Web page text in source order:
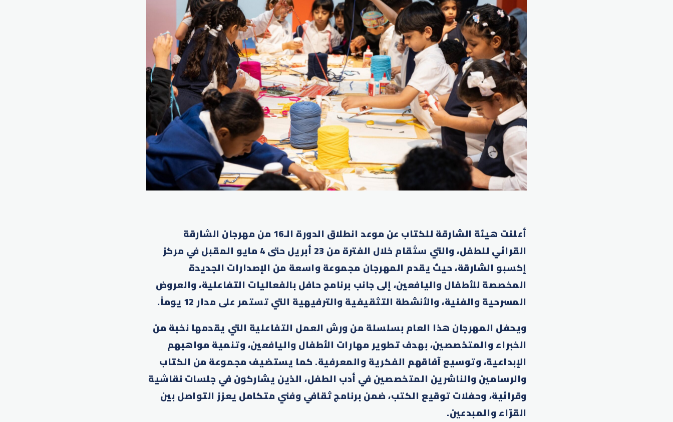
أعلنت هيئة الشارقة للكتاب عن موعد انطلاق الدورة الـ16 من مهرجان الشارقة
القرائي للطفل، والتي ستُقام خلال الفترة من 23 أبريل حتى 4 مايو المقبل في مركز
إكسبو الشارقة، حيث يقدم المهرجان مجموعة واسعة من الإصدارات الجديدة
المخصصة للأطفال واليافعين، إلى جانب برنامج حافل بالفعاليات التفاعلية، والعروض
المسرحية والفنية، والأنشطة التثقيفية والترفيهية التي تستمر على مدار 12 يوماً.
ويحفل المهرجان هذا العام بسلسلة من ورش العمل التفاعلية التي يقدمها نخبة من
الخبراء والمتخصصين، بهدف تطوير مهارات الأطفال واليافعين، وتنمية مواهبهم
الإبداعية، وتوسيع آفاقهم الفكرية والمعرفية. كما يستضيف مجموعة من الكتاب
والرسامين والناشرين المتخصصين في أدب الطفل، الذين يشاركون في جلسات نقاشية
وقرائية، وحفلات توقيع الكتب، ضمن برنامج ثقافي وفني متكامل يعزز التواصل بين
القرّاء والمبدعين.